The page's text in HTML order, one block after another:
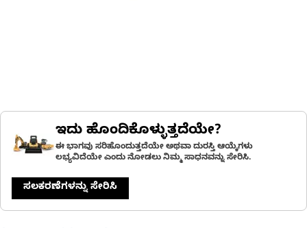
ಇದು ಹೊಂದಿಕೊಳ್ಳುತ್ತದೆಯೇ?
ಈ ಭಾಗವು ಸರಿಹೊಂದುತ್ತದೆಯೇ ಅಥವಾ ದುರಸ್ತಿ ಆಯ್ಕೆಗಳು
ಲಭ್ಯವಿದೆಯೇ ಎಂದು ನೋಡಲು ನಿಮ್ಮ ಸಾಧನವನ್ನು ಸೇರಿಸಿ.
ಸಲಕರಣೆಗಳನ್ನು ಸೇರಿಸಿ